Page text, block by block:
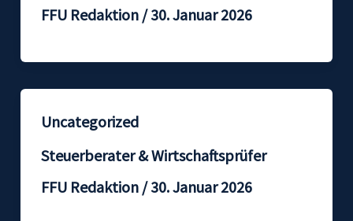
FFU Redaktion /30. Januar 2026
Uncategorized
Steuerberater & Wirtschaftsprüfer
FFU Redaktion /30. Januar 2026